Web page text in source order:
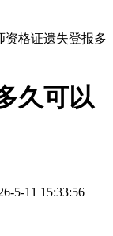
资格证遗失登报多
久可以
5-11 15:33:56